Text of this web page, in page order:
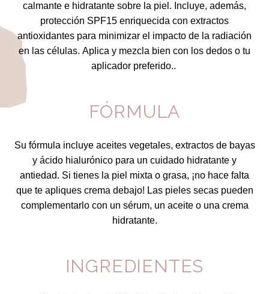
calmante e hidratante sobre la piel. Incluye, además,
protección SPF15 enriquecida con extractos
antioxidantes para minimizar el impacto de la radiación
en las células. Aplica y mezcla bien con los dedos o tu
aplicador preferido..
FÓRMULA
Su fórmula incluye aceites vegetales, extractos de bayas
y ácido hialurónico para un cuidado hidratante y
antiedad. Si tienes la piel mixta o grasa, ¡no hace falta
que te apliques crema debajo! Las pieles secas pueden
complementarlo con un sérum, un aceite o una crema
hidratante.
INGREDIENTES